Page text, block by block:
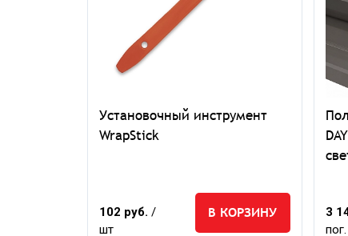
Установочный инструмент
WrapStick
102 руб. /
шт
В КОРЗИНУ 3